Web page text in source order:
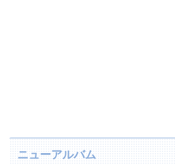
ニューアルバム